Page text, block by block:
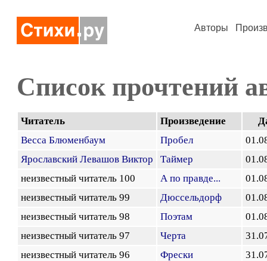
Авторы
Список прочтений
Читатель Произведение
Весса Блюменбаум
Пробел
Ярославский Левашов Виктор
Таймер
неизвестный читатель 100
А по правде...
неизвестный читатель 99
Дюссельдорф
неизвестный читатель 98
Поэтам
неизвестный читатель 97
Черта
неизвестный читатель 96
Фрески